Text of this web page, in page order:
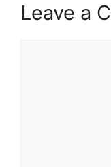
Leave a